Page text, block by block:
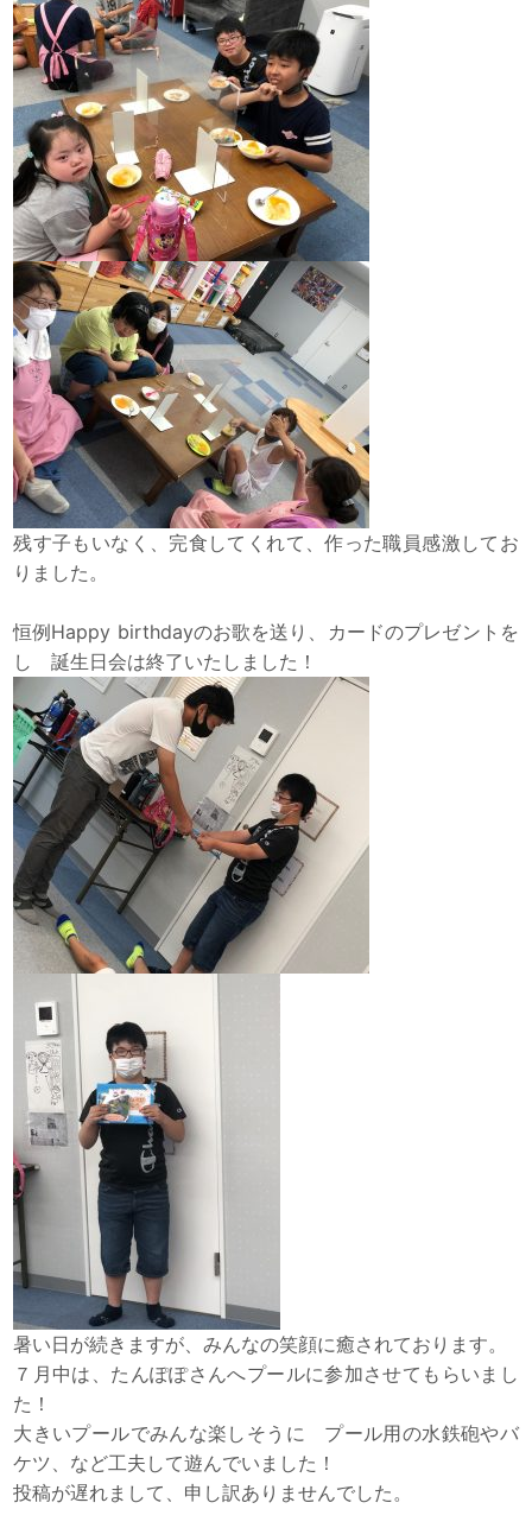
残す子もいなく、完食してくれて、作った職員感激してお
りました。
恒例Happy birthdayのお歌を送り、カードのプレゼントを
し 誕生日会は終了いたしました！
暑い日が続きますが、みんなの笑顔に癒されております。
７月中は、たんぽぽさんへプールに参加させてもらいまし
た！
大きいプールでみんな楽しそうに プール用の水鉄砲やバ
ケツ、など工夫して遊んでいました！
投稿が遅れまして、申し訳ありませんでした。